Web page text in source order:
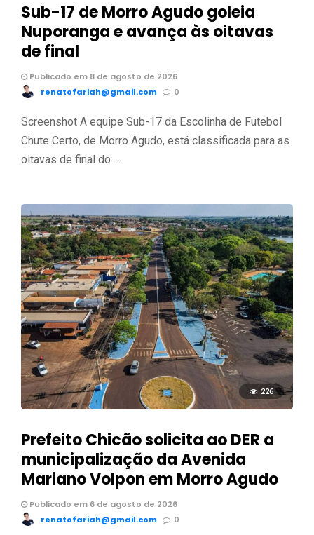
Sub-17 de Morro Agudo goleia
Nuporanga e avança às oitavas
de final
Publicado em 8 de agosto de 2026
renatofariah@gmail.com
0
Screenshot A equipe Sub-17 da Escolinha de Futebol
Chute Certo, de Morro Agudo, está classificada para as
oitavas de final do …
226
Prefeito Chicão solicita ao DER a
municipalização da Avenida
Mariano Volpon em Morro Agudo
Publicado em 6 de agosto de 2026
renatofariah@gmail.com
0